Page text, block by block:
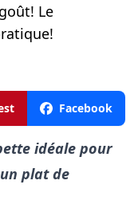
Le
Facebook
idéale pour
plat de